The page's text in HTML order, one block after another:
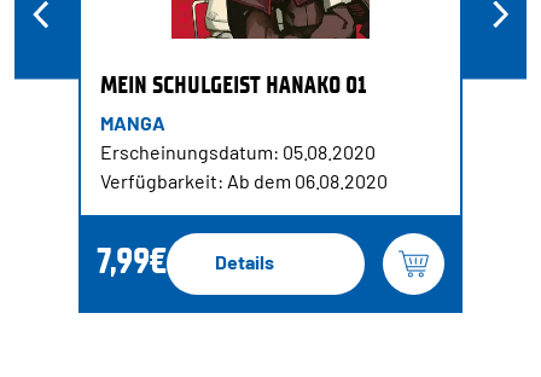
MEIN SCHULGEIST HANAKO 01
MANGA
Erscheinungsdatum: 05.08.2020
Verfügbarkeit: Ab dem 06.08.2020
7,99€ Details